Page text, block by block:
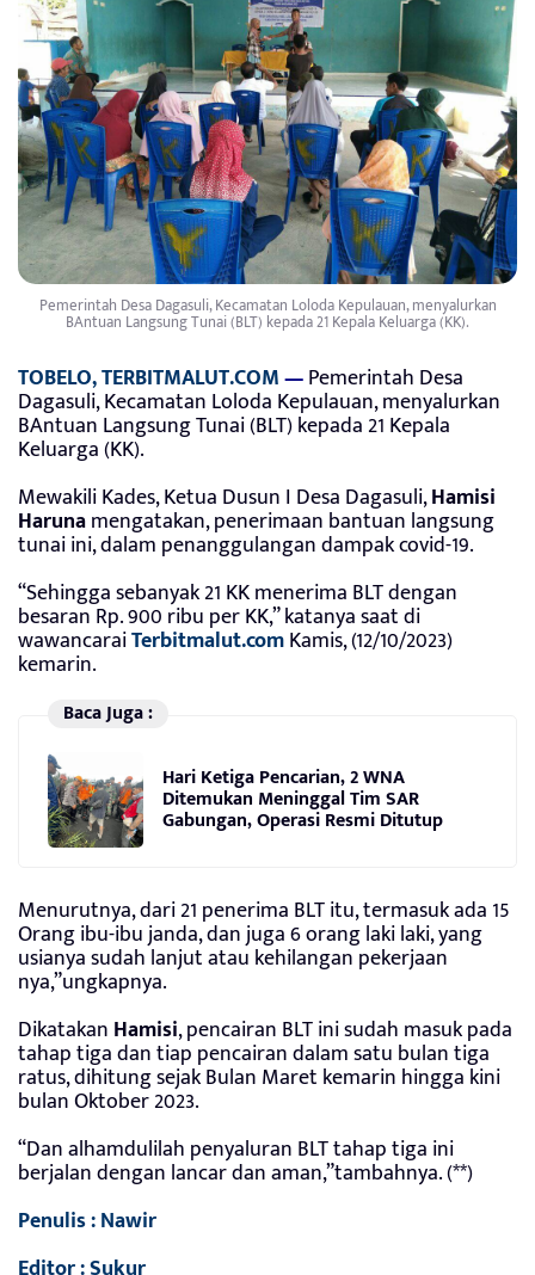
Pemerintah Desa Dagasuli, Kecamatan Loloda Kepulauan, menyalurkan
BAntuan Langsung Tunai (BLT) kepada 21 Kepala Keluarga (KK).
TOBELO, TERBITMALUT.COM—Pemerintah Desa
Dagasuli, Kecamatan Loloda Kepulauan, menyalurkan
BAntuan Langsung Tunai (BLT) kepada 21 Kepala
Keluarga (KK).
Mewakili Kades, Ketua Dusun I Desa Dagasuli,Hamisi
Harunamengatakan, penerimaan bantuan langsung
tunai ini, dalam penanggulangan dampak covid-19.
“Sehingga sebanyak 21 KK menerima BLT dengan
besaran Rp. 900 ribu per KK,” katanya saat di
wawancaraiTerbitmalut.comKamis, (12/10/2023)
kemarin.
Baca Juga :
Hari Ketiga Pencarian, 2 WNA
Ditemukan Meninggal Tim SAR
Gabungan, Operasi Resmi Ditutup
Menurutnya, dari 21 penerima BLT itu, termasuk ada 15
Orang ibu-ibu janda, dan juga 6 orang laki laki, yang
usianya sudah lanjut atau kehilangan pekerjaan
nya,”ungkapnya.
Dikatakan Hamisi, pencairan BLT ini sudah masuk pada
tahap tiga dan tiap pencairan dalam satu bulan tiga
ratus, dihitung sejak Bulan Maret kemarin hingga kini
bulan Oktober 2023.
“Dan alhamdulilah penyaluran BLT tahap tiga ini
berjalan dengan lancar dan aman,”tambahnya. (**)
Penulis : Nawir